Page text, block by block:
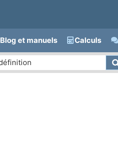
Blog et manuels Calculs